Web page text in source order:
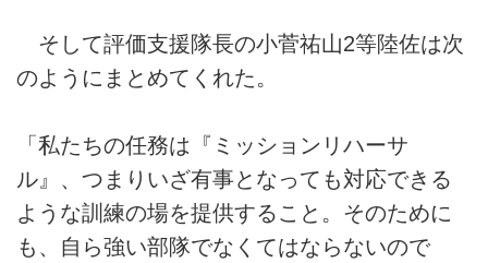
そして評価支援隊長の小菅祐山2等陸佐は次
のようにまとめてくれた。
「私たちの任務は『ミッションリハーサ
ル』、つまりいざ有事となっても対応できる
ような訓練の場を提供すること。そのために
も、自ら強い部隊でなくてはならないので